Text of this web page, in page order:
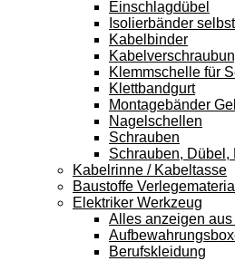
Einschlagdübel
Isolierbänder
Kabelbinder
Klemmschelle für
Klettbandgurt
Montagebänder
Nagelschellen
Schrauben
Schrauben, Dübel,
Kabelrinne / Kabeltasse
Baustoffe Verlegematerial
Elektriker Werkzeug
Alles anzeigen
Berufskleidung